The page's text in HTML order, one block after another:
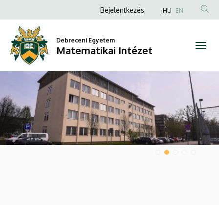
Intézet
Anonim
fiók
menüje
Bejelentkezés HU EN
Debreceni Egyetem
Matematikai Intézet
DIAVETÍTÉS